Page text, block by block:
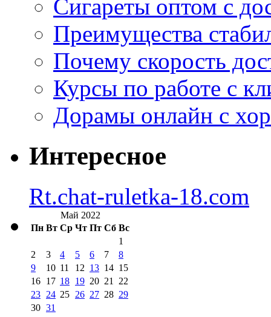
Сигареты оптом с
Преимущества
Почему скорость
Курсы по работе с
Дорамы онлайн с
Интересное
Rt.chat-ruletka-18.com
Май 2022
Пн Вт Ср Чт Пт Сб Вс
1
2
3 4 5 6 7
8
9
10 11 12 13 14 15
16 17 18 19 20 21
22
23 24 25 26 27 28 29
30 31